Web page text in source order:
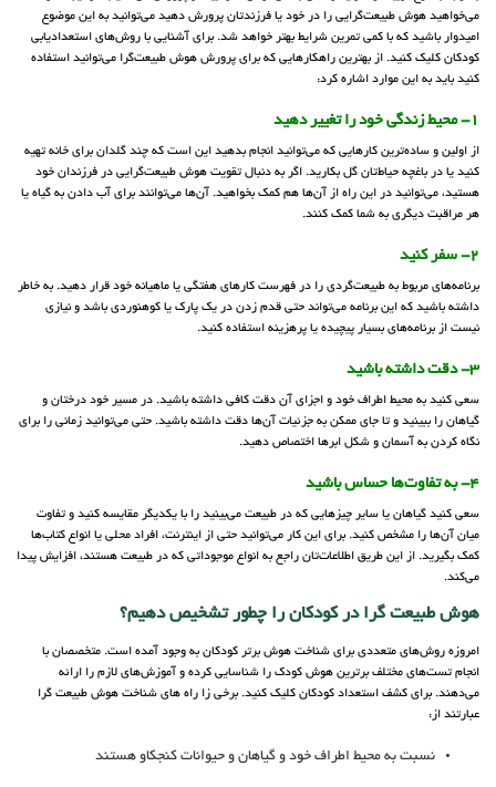
می‌خواهید هوش طبیعت‌گرایی را در خود یا فرزندتان پرورش دهید می‌توانید به این موضوع
امیدوار باشید که با کمی تمرین شرایط بهتر خواهد شد. برای آشنایی با روش‌های استعدادیابی
کودکان کلیک کنید. از بهترین راهکارهایی که برای پرورش هوش طبیعت‌گرا می‌توانید استفاده
کنید باید به این موارد اشاره کرد:
1- محیط زندگی خود را تغییر دهید
از اولین و ساده‌ترین کارهایی که می‌توانید انجام بدهید این است که چند گلدان برای خانه تهیه
کنید یا در باغچه حیاط‌تان گل بکارید. اگر به دنبال تقویت هوش طبیعت‌گرایی در فرزندان خود
هستید، می‌توانید در این راه از آن‌ها هم کمک بخواهید. آن‌ها می‌توانند برای آب دادن به گیاه یا
هر مراقبت دیگری به شما کمک کنند.
2- سفر کنید
برنامه‌های مربوط به طبیعت‌گردی را در فهرست کارهای هفتگی یا ماهیانه خود قرار دهید. به خاطر
داشته باشید که این برنامه می‌تواند حتی قدم زدن در یک پارک یا کوهنوردی باشد و نیازی
نیست از برنامه‌های بسیار پیچیده یا پرهزینه استفاده کنید.
3- دقت داشته باشید
سعی کنید به محیط اطراف خود و اجزای آن دقت کافی داشته باشید. در مسیر خود درختان و
گیاهان را ببینید و تا جای ممکن به جزئیات آن‌ها دقت داشته باشید. حتی می‌توانید زمانی را برای
نگاه کردن به آسمان و شکل ابرها اختصاص دهید.
4- به تفاوت‌ها حساس باشید
سعی کنید گیاهان یا سایر چیزهایی که در طبیعت می‌بینید را با یکدیگر مقایسه کنید و تفاوت
میان آن‌ها را مشخص کنید. برای این کار می‌توانید حتی از اینترنت، افراد محلی یا انواع کتاب‌ها
کمک بگیرید. از این طریق اطلاعات‌تان راجع به انواع موجوداتی که در طبیعت هستند، افزایش پیدا
می‌کند.
هوش طبیعت گرا در کودکان را چطور تشخیص دهیم؟
امروزه روش‌های متعددی برای شناخت هوش برتر کودکان به وجود آمده است. متخصصان با
انجام تست‌های مختلف برترین هوش کودک را شناسایی کرده و آموزش‌های لازم را ارائه
می‌دهند. برای کشف استعداد کودکان کلیک کنید. برخی زا راه های شناخت هوش طبیعت گرا
عبارتند از:
نسبت به محیط اطراف خود و گیاهان و حیوانات کنجکاو هستند